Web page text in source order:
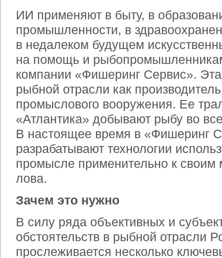
ИИ применяют в быту, в
промышленности, в
в недалеком будущем
на помощь и
компании «Фишеринг Сервис».
рыбной отрасли как
промыслового вооружения. Ее
«Атлантика» добывают рыбу во
В настоящее время в «Фишеринг
разрабатывают технологии
промысле применительно к своим
лова.
Зачем это нужно
В силу ряда объективных и
обстоятельств в рыбной отрасли
прослеживается несколько